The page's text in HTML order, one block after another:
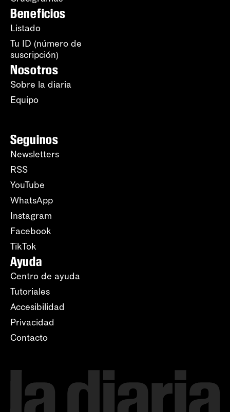
Beneficios
Listado
Tu ID (número de
suscripción)
Nosotros
Sobre la diaria
Equipo
Seguinos
Newsletters
RSS
YouTube
WhatsApp
Instagram
Facebook
TikTok
Ayuda
Centro de ayuda
Tutoriales
Accesibilidad
Privacidad
Contacto